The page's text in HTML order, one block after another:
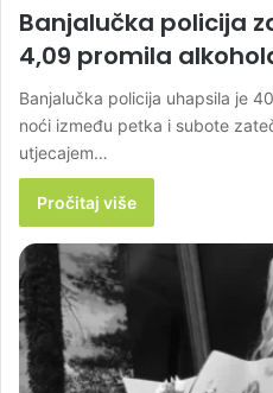
Banjalučka policija
4,09 promila
Banjalučka policija uhapsila je
noći između petka i subote
utjecajem…
Pročitaj više